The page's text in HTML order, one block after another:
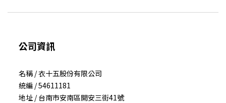
公司資訊
名稱 / 衣十五股份有限公司
統編 / 54611181
地址 / 台南市安南區開安三街41號